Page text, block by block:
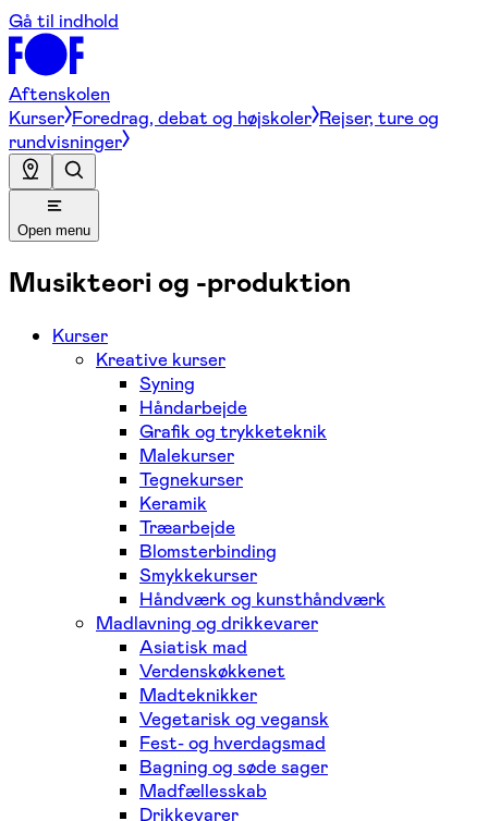
Gå til indhold
Aftenskolen
Kurser Foredrag, debat og højskoler Rejser, ture og
rundvisninger
Open menu
Musikteori og -produktion
Kurser
Kreative kurser
Syning
Håndarbejde
Grafik og trykketeknik
Malekurser
Tegnekurser
Keramik
Træarbejde
Blomsterbinding
Smykkekurser
Håndværk og kunsthåndværk
Madlavning og drikkevarer
Asiatisk mad
Verdenskøkkenet
Madteknikker
Vegetarisk og vegansk
Fest- og hverdagsmad
Bagning og søde sager
Madfællesskab
Drikkevarer